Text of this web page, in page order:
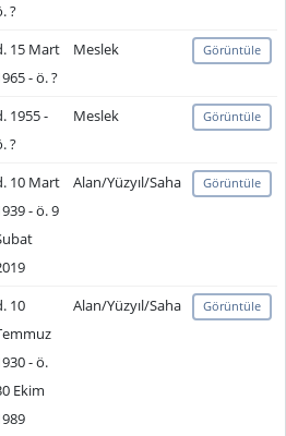
?
15 Mart
- ö. ?
Meslek Görüntüle
1955 -
?
Meslek Görüntüle
10 Mart
- ö. 9
Alan/Yüzyıl/Saha Görüntüle
10
- ö.
Ekim
Alan/Yüzyıl/Saha Görüntüle